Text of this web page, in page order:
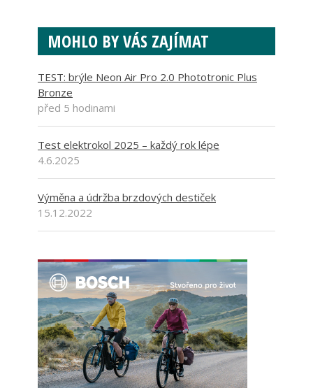
MOHLO BY VÁS ZAJÍMAT
TEST: brýle Neon Air Pro 2.0 Phototronic Plus
Bronze
před 5 hodinami
Test elektrokol 2025 – každý rok lépe
4.6.2025
Výměna a údržba brzdových destiček
15.12.2022